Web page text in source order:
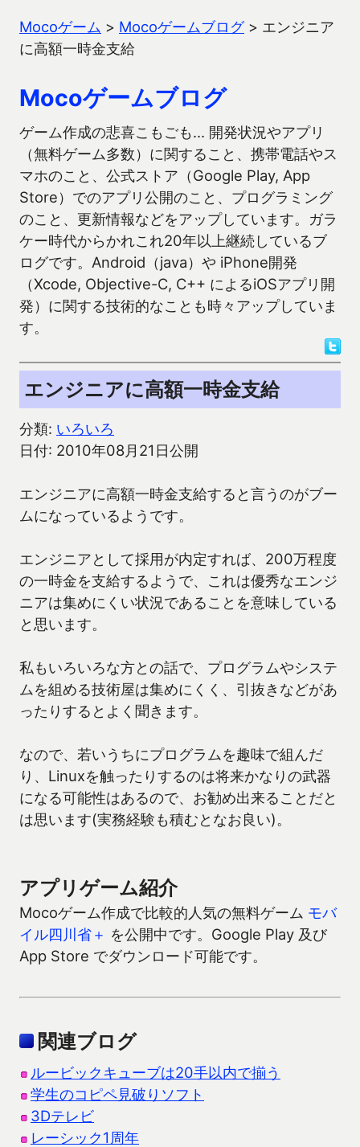
Mocoゲーム > Mocoゲームブログ> エンジニア
に高額一時金支給
Mocoゲームブログ
ゲーム作成の悲喜こもごも… 開発状況やアプリ
（無料ゲーム多数）に関すること、携帯電話やス
マホのこと、公式ストア（Google Play, App
Store）でのアプリ公開のこと、プログラミング
のこと、更新情報などをアップしています。ガラ
ケー時代からかれこれ20年以上継続しているブ
ログです。Android（java）や iPhone開発
（Xcode, Objective-C, C++ によるiOSアプリ開
発）に関する技術的なことも時々アップしていま
す。
エンジニアに高額一時金支給
分類: いろいろ
日付: 2010年08月21日公開
エンジニアに高額一時金支給すると言うのがブー
ムになっているようです。
エンジニアとして採用が内定すれば、200万程度
の一時金を支給するようで、これは優秀なエンジ
ニアは集めにくい状況であることを意味している
と思います。
私もいろいろな方との話で、プログラムやシステ
ムを組める技術屋は集めにくく、引抜きなどがあ
ったりするとよく聞きます。
なので、若いうちにプログラムを趣味で組んだ
り、Linuxを触ったりするのは将来かなりの武器
になる可能性はあるので、お勧め出来ることだと
は思います(実務経験も積むとなお良い)。
アプリゲーム紹介
Mocoゲーム作成で比較的人気の無料ゲーム モバ
イル四川省＋ を公開中です。Google Play 及び
App Store でダウンロード可能です。
関連ブログ
ルービックキューブは20手以内で揃う
学生のコピペ見破りソフト
3Dテレビ
レーシック1周年